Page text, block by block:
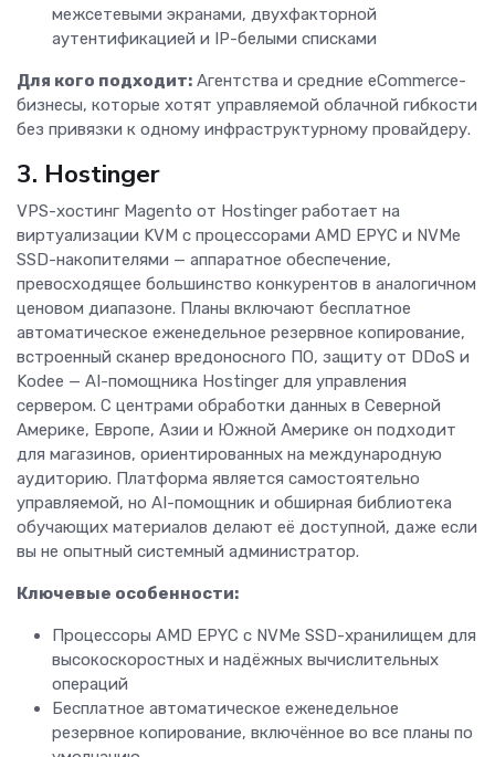
межсетевыми экранами, двухфакторной
аутентификацией и IP-белыми списками
Для кого подходит: Агентства и средние eCommerce-
бизнесы, которые хотят управляемой облачной гибкости
без привязки к одному инфраструктурному провайдеру.
3. Hostinger
VPS-хостинг Magento от Hostinger работает на
виртуализации KVM с процессорами AMD EPYC и NVMe
SSD-накопителями — аппаратное обеспечение,
превосходящее большинство конкурентов в аналогичном
ценовом диапазоне. Планы включают бесплатное
автоматическое еженедельное резервное копирование,
встроенный сканер вредоносного ПО, защиту от DDoS и
Kodee — AI-помощника Hostinger для управления
сервером. С центрами обработки данных в Северной
Америке, Европе, Азии и Южной Америке он подходит
для магазинов, ориентированных на международную
аудиторию. Платформа является самостоятельно
управляемой, но AI-помощник и обширная библиотека
обучающих материалов делают её доступной, даже если
вы не опытный системный администратор.
Ключевые особенности:
Процессоры AMD EPYC с NVMe SSD-хранилищем для
высокоскоростных и надёжных вычислительных
операций
Бесплатное автоматическое еженедельное
резервное копирование, включённое во все планы по